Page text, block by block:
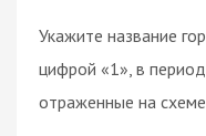
Укажите название
цифрой «1», в
отраженные на